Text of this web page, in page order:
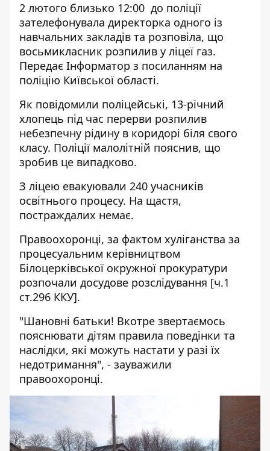
2 лютого близько 12:00 до поліції
зателефонувала директорка одного із
навчальних закладів та розповіла, що
восьмикласник розпилив у ліцеї газ.
Передає Інформатор з посиланням на
поліцію Київської області.
Як повідомили поліцейські, 13-річний
хлопець під час перерви розпилив
небезпечну рідину в коридорі біля свого
класу. Поліції малолітній пояснив, що
зробив це випадково.
З ліцею евакуювали 240 учасників
освітнього процесу. На щастя,
постраждалих немає.
Правоохоронці, за фактом хуліганства за
процесуальним керівництвом
Білоцерківської окружної прокуратури
розпочали досудове розслідування [ч.1
ст.296 ККУ].
"Шановні батьки! Вкотре звертаємось
пояснювати дітям правила поведінки та
наслідки, які можуть настати у разі їх
недотримання", - зауважили
правоохоронці.